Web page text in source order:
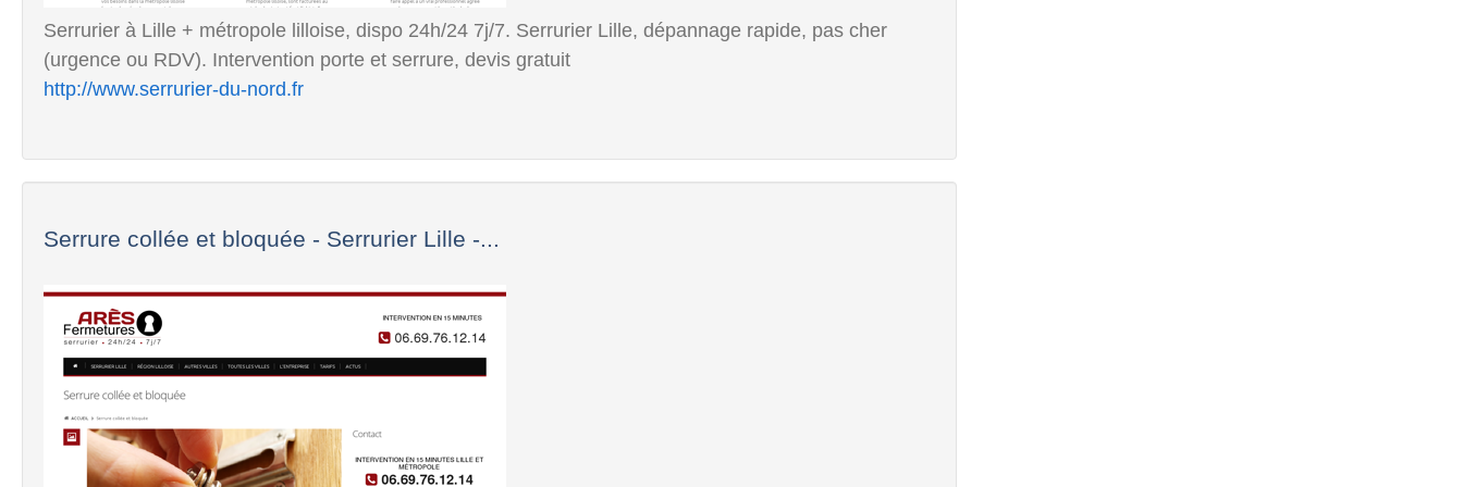
Serrurier à Lille + métropole lilloise, dispo 24h/24 7j/7. Serrurier Lille, dépannage rapide, pas cher
(urgence ou RDV). Intervention porte et serrure, devis gratuit
http://www.serrurier-du-nord.fr
Serrure collée et bloquée - Serrurier Lille -...